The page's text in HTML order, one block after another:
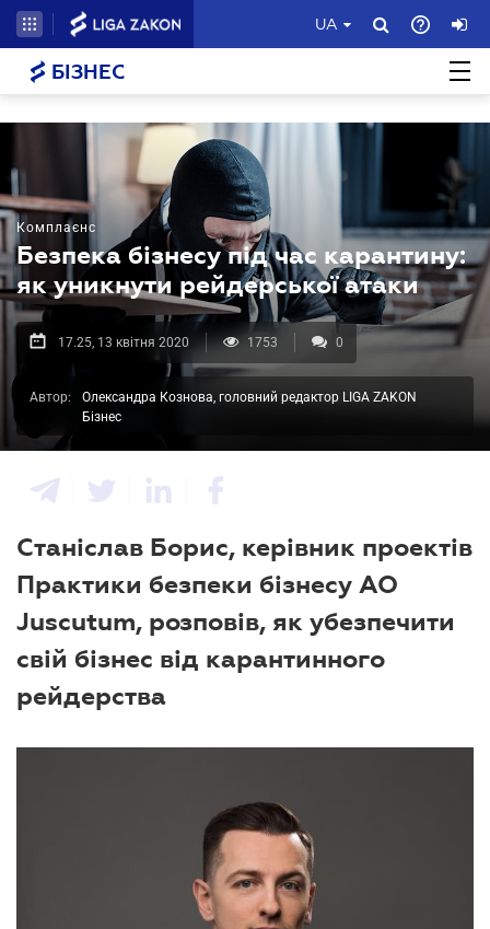
UA
БІЗНЕС
Комплаєнс
Безпека бізнесу під час карантину:
як уникнути рейдерської атаки
17.25, 13 квітня 2020 1753 0
Автор:
Олександра Кознова, головний редактор LIGA ZAKON
Бізнес
Станіслав Борис, керівник проектів
Практики безпеки бізнесу АО
Juscutum, розповів, як убезпечити
свій бізнес від карантинного
рейдерства